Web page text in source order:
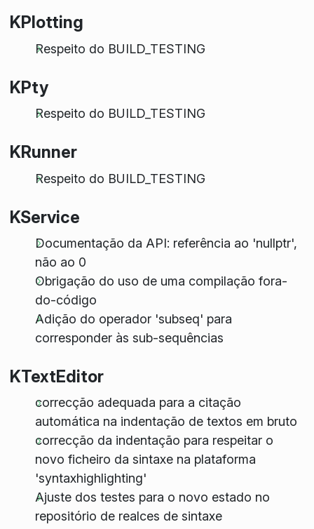
KPlotting
Respeito do BUILD_TESTING
KPty
Respeito do BUILD_TESTING
KRunner
Respeito do BUILD_TESTING
KService
Documentação da API: referência ao 'nullptr',
não ao 0
Obrigação do uso de uma compilação fora-
do-código
Adição do operador 'subseq' para
corresponder às sub-sequências
KTextEditor
correcção adequada para a citação
automática na indentação de textos em bruto
correcção da indentação para respeitar o
novo ficheiro da sintaxe na plataforma
'syntaxhighlighting'
Ajuste dos testes para o novo estado no
repositório de realces de sintaxe